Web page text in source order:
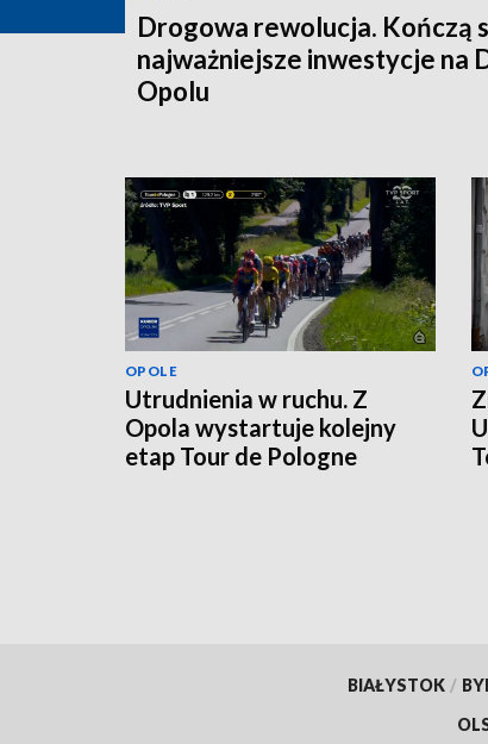
Drogowa rewolucja. Kończą
najważniejsze inwestycje na
Opolu
OPOLE
Utrudnienia w ruchu. Z
Opola wystartuje kolejny
etap Tour de Pologne
BIAŁYSTOK /